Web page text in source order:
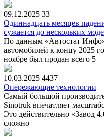
09.12.2025 33
Одиннадцать месяцев
сужается до нескольких
По данным «Автостат
автомобилей к концу 2025
ноябре был продан всего 5
10.03.2025 4437
Опережающие технологии
Самый большой
Sinotruk впечатляет
Это действительно «Завод
сложно